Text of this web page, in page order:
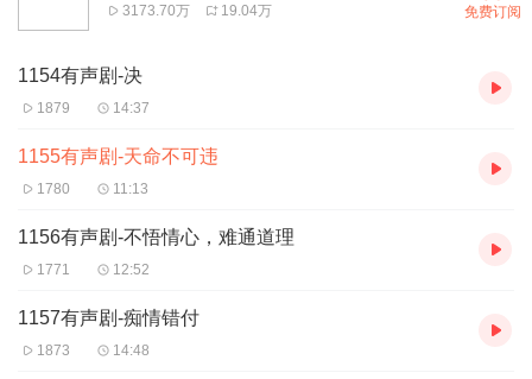
子布局天下的辉煌传奇！
境界。
寒川子，河南省镇平县人，中国先秦史学会战国纵横家研究
3173.70万 19.04万 免费订阅
1154有声剧-决
1879 14:37
1155有声剧-天命不可违
1780 11:13
1156有声剧-不悟情心，难通道理
1771 12:52
1157有声剧-痴情错付
1873 14:48